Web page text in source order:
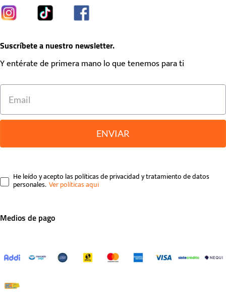
Suscríbete a nuestro newsletter.
Y entérate de primera mano lo que tenemos para ti
ENVIAR
He leído y acepto las políticas de privacidad y tratamiento de datos
personales.
Medios de pago